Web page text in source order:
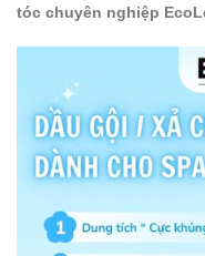
tóc chuyên nghiệp